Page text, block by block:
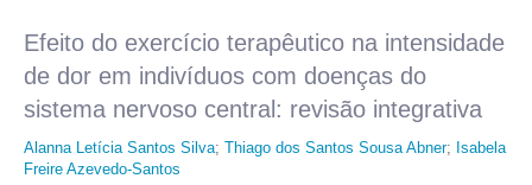
Efeito do exercício terapêutico na intensidade
de dor em indivíduos com doenças do
sistema nervoso central: revisão integrativa
Alanna Letícia Santos Silva; Thiago dos Santos Sousa Abner; Isabela
Freire Azevedo-Santos